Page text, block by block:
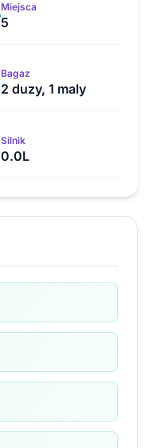
Miejsca
5
Bagaz
2 duzy, 1 maly
Silnik
0.0L